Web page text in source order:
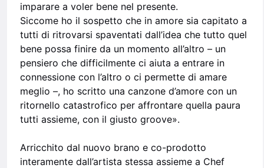
imparare a voler bene nel presente.
Siccome ho il sospetto che in amore sia capitato a
tutti di ritrovarsi spaventati dall’idea che tutto quel
bene possa finire da un momento all’altro – un
pensiero che difficilmente ci aiuta a entrare in
connessione con l’altro o ci permette di amare
meglio –, ho scritto una canzone d’amore con un
ritornello catastrofico per affrontare quella paura
tutti assieme, con il giusto groove».
Arricchito dal nuovo brano e co-prodotto
interamente dall’artista stessa assieme a Chef